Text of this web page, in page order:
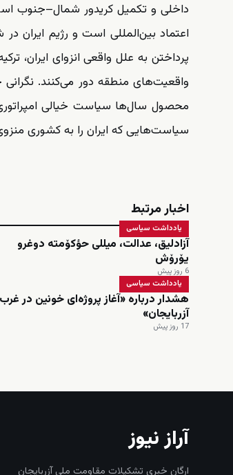
داخلی و تکمیل کریدور شمال–جنوب
اعتماد بین‌المللی است و رژیم ایران
پرداختن به علل واقعی انزوای ایران،
واقعیت‌های منطقه دور می‌کنند.
محصول سال‌ها سیاست خیالی
سیاست‌هایی که ایران را به کشوری
اخبار مرتبط
یادداشت سیاسی
آزادلیق، عدالت، میللی حؤکۆمته دوغرو
یۆرۆش
6 روز پیش
یادداشت سیاسی
هشدار درباره «آغاز پروژه‌ای خونین در غرب
آزربایجان»
17 روز پیش
آراز نیوز
ارگان خبری تشکیلات مقاومت ملی آزربایجان